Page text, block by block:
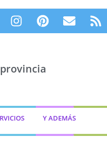
Y ADEMÁS